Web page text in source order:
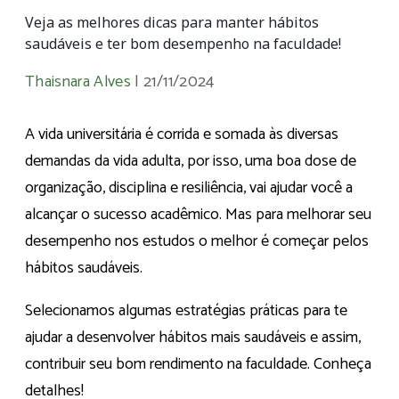
Veja as melhores dicas para manter hábitos
saudáveis e ter bom desempenho na faculdade!
Thaisnara Alves |21/11/2024
A vida universitária é corrida e somada às diversas
demandas da vida adulta, por isso, uma boa dose de
organização, disciplina e resiliência, vai ajudar você a
alcançar o sucesso acadêmico. Mas para melhorar seu
desempenho nos estudos o melhor é começar pelos
hábitos saudáveis.
Selecionamos algumas estratégias práticas para te
ajudar a desenvolver hábitos mais saudáveis e assim,
contribuir seu bom rendimento na faculdade. Conheça
detalhes!